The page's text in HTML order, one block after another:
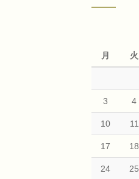
月 火
3 4
10 11
17 18
24 25